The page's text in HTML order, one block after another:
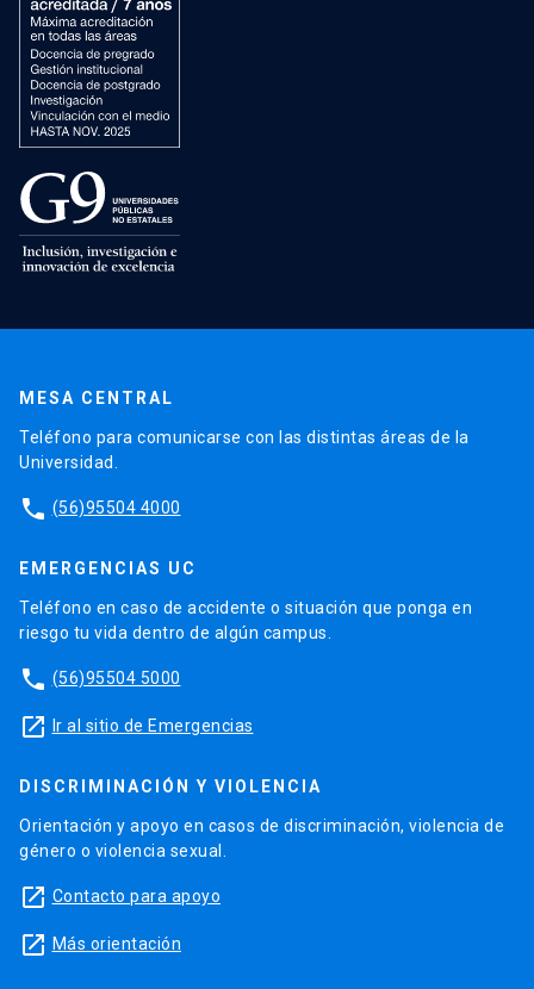
MESA CENTRAL
Teléfono para comunicarse con las distintas áreas de la
Universidad.
phone (56)95504 4000
EMERGENCIAS UC
Teléfono en caso de accidente o situación que ponga en
riesgo tu vida dentro de algún campus.
phone (56)95504 5000
launch Ir al sitio de Emergencias
DISCRIMINACIÓN Y VIOLENCIA
Orientación y apoyo en casos de discriminación, violencia de
género o violencia sexual.
launch Contacto para apoyo
launch Más orientación